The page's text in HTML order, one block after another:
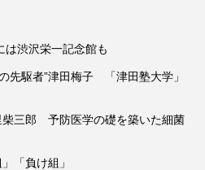
は渋沢栄一記念館も
先駆者”津田梅子 「津田塾大学」
柴三郎 予防医学の礎を築いた細菌
「負け組」